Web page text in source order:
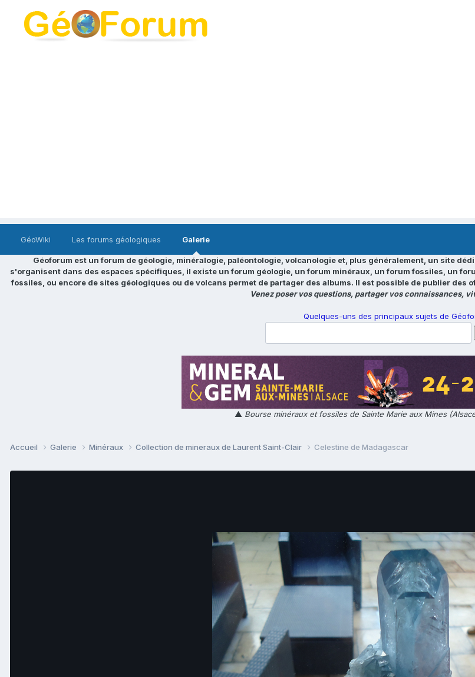
GéoWiki Les forums géologiques Galerie
Géoforum est un forum de géologie, minéralogie, paléontologie, volcanologie et, plus généralement, un site
s'organisent dans des espaces spécifiques, il existe un forum géologie, un forum minéraux, un forum fossiles, un
fossiles, ou encore de sites géologiques ou de volcans permet de partager des albums. Il est possible de publier des
Venez poser vos questions, partager vos connaissances,
Quelques-uns des principaux sujets de
▲ Bourse minéraux et fossiles de Sainte Marie aux Mines
Accueil Galerie Minéraux Collection de mineraux de Laurent Saint-Clair Celestine de Madagascar